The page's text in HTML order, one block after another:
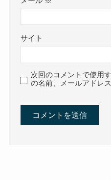
サイト
次回のコメントで使用
の名前、メールアドレ